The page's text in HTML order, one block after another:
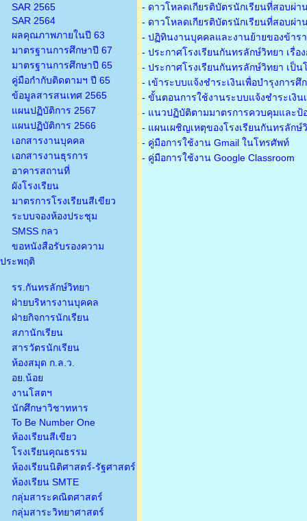
SAR 2565
SAR 2564
ผลคุณภาพภายในปี 63
มาตรฐานการศึกษาปี 67
มาตรฐานการศึกษาปี 65
คู่มือกำกับติดตามฯ ปี 65
ข้อมูลสารสนเทศ 2565
แผนปฏิบัติการ 2567
แผนปฏิบัติการ 2566
เอกสารงานบุคคล
เอกสารงานธุรการ
อาคารสถานที่
ผังโรงเรียน
มาตรการโรงเรียนสีเขียว
ระบบจองห้องประชุม
SMSS กลว
ขอหนังสือรับรองความ
ประพฤติ
รร.กันทรลักษ์วิทยา
ฝ่ายบริหารงานบุคคล
ฝ่ายกิจการนักเรียน
สภานักเรียน
สารวัตรนักเรียน
ห้องสมุด ก.ล.ว.
อย.น้อย
งานโสตฯ
นักศึกษาวิชาทหาร
To Be Number One
ห้องเรียนสีเขียว
โรงเรียนคุณธรรม
ห้องเรียนนิติศาสตร์-รัฐศาสตร์
ห้องเรียน SMTE
กลุ่มสาระคณิตศาสตร์
กลุ่มสาระวิทยาศาสตร์
- ดาวโหลดเกียรติบัตรนักเรียนที่สอบผ่
- ดาวโหลดเกียรติบัตรนักเรียนที่สอบผ่
- ปฏิทินงานบุคคลและงานย้ายของข้าร
- ประกาศโรงเรียนกันทรลักษ์วิทยา เรื่
- ประกาศโรงเรียนกันทรลักษ์วิทยา เป็
- เข้าระบบแจ้งชำระเงินเพื่อบำรุงการศึ
- ขั้นตอนการใช้งานระบบแจ้งชำระเงิน
- แนวปฏิบัติตามมาตรการควบคุมและป้
- แผนเผชิญเหตุของโรงเรียนกันทรลัก
- คู่มือการใช้งาน Gmail ในโทรศัพท์
- คู่มือการใช้งาน Google Classroom